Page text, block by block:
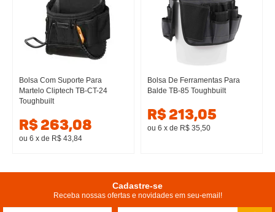
Bolsa Com Suporte Para
Martelo Cliptech TB-CT-24
Toughbuilt
R$ 263,08
ou 6 x de R$ 43,84
Bolsa De Ferramentas Para
Balde TB-85 Toughbuilt
R$ 213,05
ou 6 x de R$ 35,50
Cadastre-se
Receba nossas ofertas e novidades em seu-email!